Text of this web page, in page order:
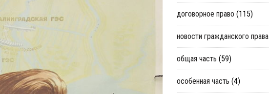
договорное право (115)
новости гражданского права
общая часть (59)
особенная часть (4)